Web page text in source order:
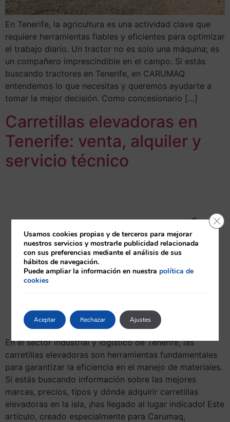
En Tenerife, la agricultura es una actividad clave que
requiere herramientas fiables y eficientes para optimizar
el trabajo diario. Un tractor no es solo una máquina; es
un compañero imprescindible en el campo. Si estás
buscando tractores en Tenerife, en CARUMAQ
entendemos lo que necesitas y queremos ayudarte a
tomar la mejor decisión. Como concesionario […]
Carretillas elevadoras en
Tenerife: venta, alquiler y
servicio técnico
En el sector industrial y logístico de Tenerife, las
carretillas elevadoras son herramientas fundamentales
para garantizar la eficiencia en el manejo de materiales.
Si estás buscando información sobre las mejores
marcas, precios, tipos y dónde adquirir carretillas
elevadoras en la isla, ¡has llegado al lugar indicado! Este
artículo, creado especialmente para Carumaq,
Usamos cookies propias y de terceros para mejorar
nuestros servicios y mostrarle publicidad relacionada
con sus preferencias mediante el análisis de sus
hábitos de navegación.
Puede ampliar la información en nuestra política de
cookies
Aceptar Rechazar Ajustes